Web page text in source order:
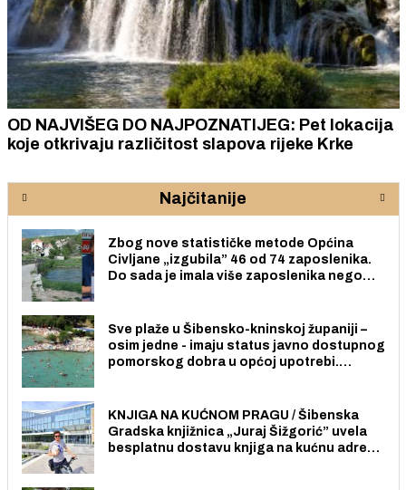
OD NAJVIŠEG DO NAJPOZNATIJEG: Pet lokacija
koje otkrivaju različitost slapova rijeke Krke
Najčitanije
Zbog nove statističke metode Općina
Civljane „izgubila” 46 od 74 zaposlenika.
Do sada je imala više zaposlenika nego
Sve plaže u Šibensko-kninskoj županiji –
osim jedne - imaju status javno dostupnog
pomorskog dobra u općoj upotrebi.
KNJIGA NA KUĆNOM PRAGU / Šibenska
Gradska knjižnica „Juraj Šižgorić” uvela
besplatnu dostavu knjiga na kućnu adresu